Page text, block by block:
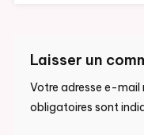
Laisser un
Votre adresse e-mail
obligatoires sont